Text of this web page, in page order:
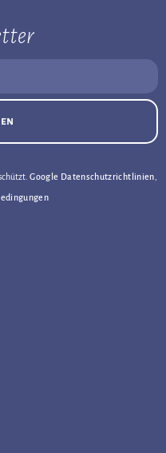
Google Datenschutzrichtlinien